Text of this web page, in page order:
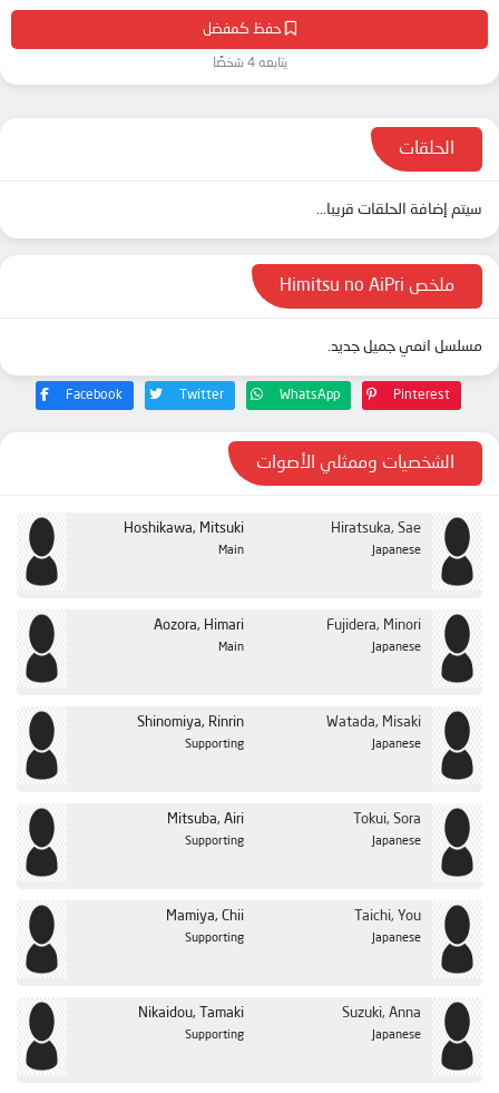
حفظ كمفضل
يتابعه 4 شخصًا
الحلقات
سيتم إضافة الحلقات قريبا...
ملخص Himitsu no AiPri
مسلسل انمي جميل جديد.
Facebook Twitter WhatsApp Pinterest
الشخصيات وممثلي الأصوات
Hoshikawa, Mitsuki
Main
Hiratsuka, Sae
Japanese
Aozora, Himari
Main
Fujidera, Minori
Japanese
Shinomiya, Rinrin
Supporting
Watada, Misaki
Japanese
Mitsuba, Airi
Supporting
Tokui, Sora
Japanese
Mamiya, Chii
Supporting
Taichi, You
Japanese
Nikaidou, Tamaki
Supporting
Suzuki, Anna
Japanese